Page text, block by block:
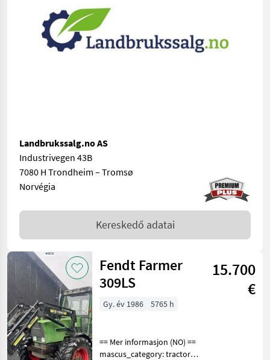
Landbrukssalg.no AS
Industrivegen 43B
7080 H Trondheim – Tromsø
Norvégia
Kereskedő adatai
Fendt Farmer
309LS
15.700
€
Gy. év 1986 5765 h
== Mer informasjon (NO) ==
mascus_category: tractors